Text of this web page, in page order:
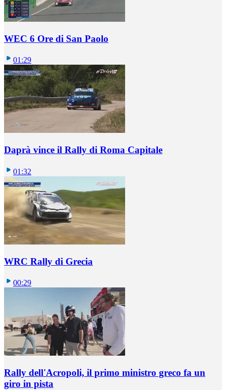
WEC 6 Ore di San Paolo
01:29
Daprà vince il Rally di Roma Capitale
01:32
WRC Rally di Grecia
00:29
Rally dell'Acropoli, il primo ministro greco fa un
giro in pista